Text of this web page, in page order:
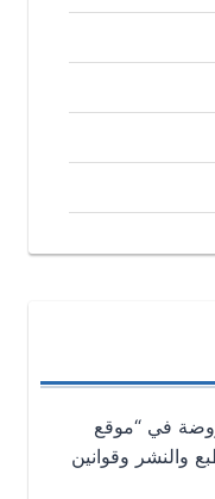
في “موقع
والنشر وقوانين